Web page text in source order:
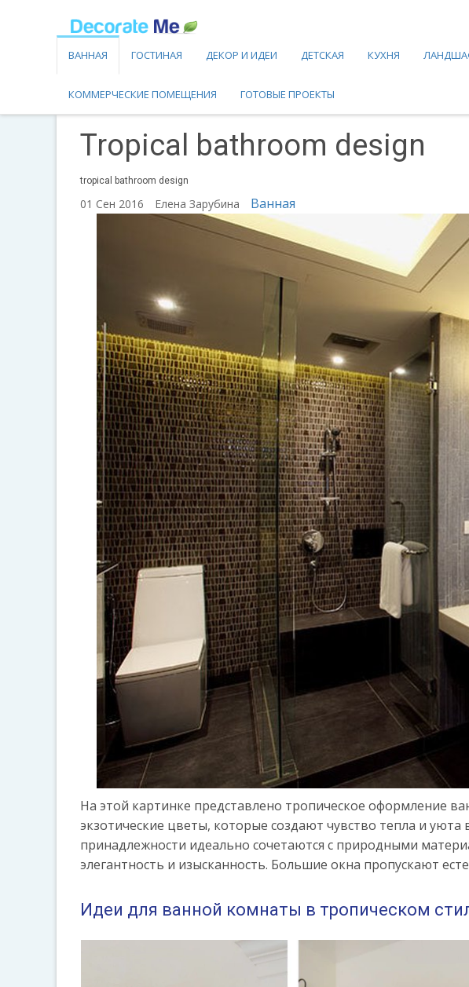
ВАННАЯ ГОСТИНАЯ ДЕКОР И ИДЕИ ДЕТСКАЯ КУХНЯ
КОММЕРЧЕСКИЕ ПОМЕЩЕНИЯ ГОТОВЫЕ ПРОЕКТЫ
Tropical bathroom design
tropical bathroom design
01 Сен 2016 Елена Зарубина Ванная
На этой картинке представлено тропическое оформление
экзотические цветы, которые создают чувство тепла и
принадлежности идеально сочетаются с природными
элегантность и изысканность. Большие окна пропускают
Идеи для ванной комнаты в тропическом